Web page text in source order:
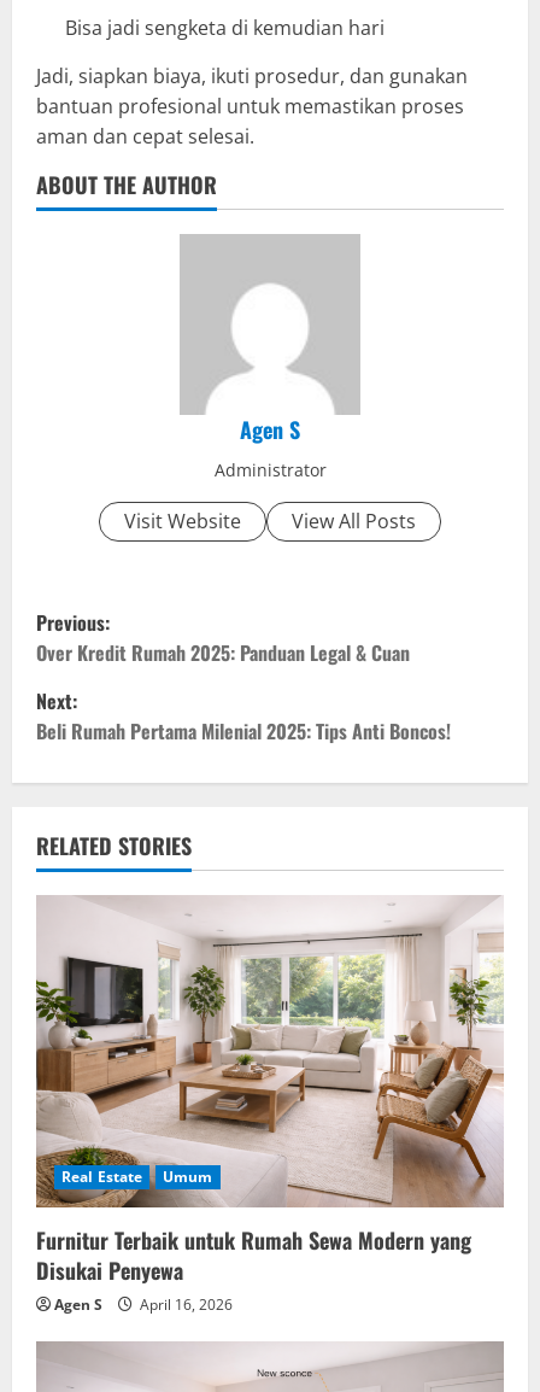
Bisa jadi sengketa di kemudian hari
Jadi, siapkan biaya, ikuti prosedur, dan gunakan
bantuan profesional untuk memastikan proses
aman dan cepat selesai.
ABOUT THE AUTHOR
Agen S
Administrator
Visit Website View All Posts
P
o
s
a
i
g
a
t
i
o
n
Previous:
Over Kredit Rumah 2025: Panduan Legal & Cuan
Next:
Beli Rumah Pertama Milenial 2025: Tips Anti Boncos!
RELATED STORIES
Real Estate Umum
Furnitur Terbaik untuk Rumah Sewa Modern yang
Disukai Penyewa
Agen S April 16, 2026